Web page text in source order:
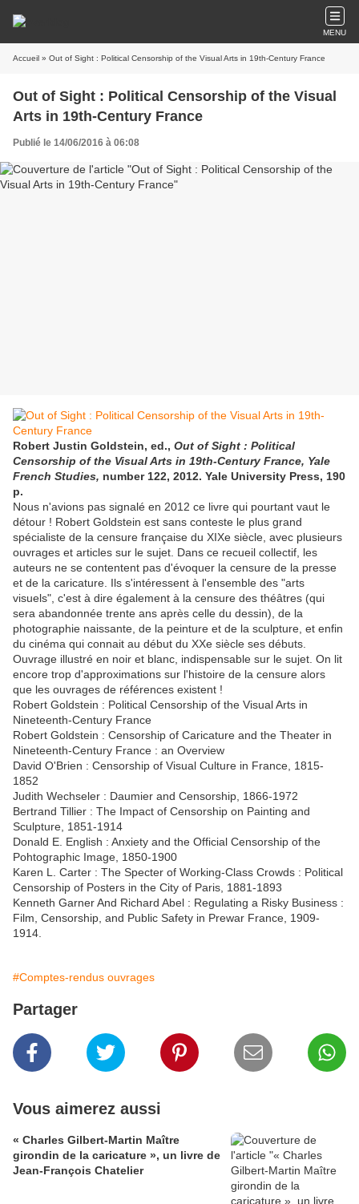
MENU
Accueil » Out of Sight : Political Censorship of the Visual Arts in 19th-Century France
Out of Sight : Political Censorship of the Visual
Arts in 19th-Century France
Publié le 14/06/2016 à 06:08
Robert Justin Goldstein, ed., Out of Sight : Political
Censorship of the Visual Arts in 19th-Century France, Yale
French Studies, number 122, 2012. Yale University Press, 190
p.
Nous n'avions pas signalé en 2012 ce livre qui pourtant vaut le
détour ! Robert Goldstein est sans conteste le plus grand
spécialiste de la censure française du XIXe siècle, avec plusieurs
ouvrages et articles sur le sujet. Dans ce recueil collectif, les
auteurs ne se contentent pas d'évoquer la censure de la presse
et de la caricature. Ils s'intéressent à l'ensemble des "arts
visuels", c'est à dire également à la censure des théâtres (qui
sera abandonnée trente ans après celle du dessin), de la
photographie naissante, de la peinture et de la sculpture, et enfin
du cinéma qui connait au début du XXe siècle ses débuts.
Ouvrage illustré en noir et blanc, indispensable sur le sujet. On lit
encore trop d'approximations sur l'histoire de la censure alors
que les ouvrages de références existent !
Robert Goldstein : Political Censorship of the Visual Arts in
Nineteenth-Century France
Robert Goldstein : Censorship of Caricature and the Theater in
Nineteenth-Century France : an Overview
David O'Brien : Censorship of Visual Culture in France, 1815-
1852
Judith Wechseler : Daumier and Censorship, 1866-1972
Bertrand Tillier : The Impact of Censorship on Painting and
Sculpture, 1851-1914
Donald E. English : Anxiety and the Official Censorship of the
Pohtographic Image, 1850-1900
Karen L. Carter : The Specter of Working-Class Crowds : Political
Censorship of Posters in the City of Paris, 1881-1893
Kenneth Garner And Richard Abel : Regulating a Risky Business :
Film, Censorship, and Public Safety in Prewar France, 1909-
1914.
#Comptes-rendus ouvrages
Partager
Vous aimerez aussi
« Charles Gilbert-Martin Maître
girondin de la caricature », un livre de
Jean-François Chatelier